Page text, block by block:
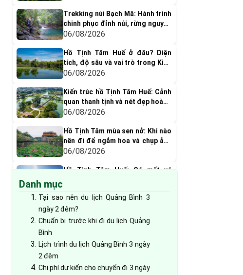
Trekking núi Bạch Mã: Hành trình
chinh phục đỉnh núi, rừng nguyên
sinh & thác nước tuyệt đẹp
06/08/2026
Hồ Tịnh Tâm Huế ở đâu? Diện
tích, độ sâu và vai trò trong Kinh
thành Huế xưa
06/08/2026
Kiến trúc hồ Tịnh Tâm Huế: Cảnh
quan thanh tịnh và nét đẹp hoàng
cung xưa
06/08/2026
Hồ Tịnh Tâm mùa sen nở: Khi nào
nên đi để ngắm hoa và chụp ảnh
đẹp nhất?
06/08/2026
Hồ Tịnh Tâm Huế: Có mất vé
tham quan
05/08/2026
Có gì chơi ở phá Tam Giang? Top
9 trải nghiệm nên thử
Khám phá Đầm Chuồn: Vẻ đẹp
05/08/2026
Danh mục
Tại sao nên du lịch Quảng Bình 3
ngày 2 đêm?
Chuẩn bị trước khi đi du lịch Quảng
Bình
Lịch trình du lịch Quảng Bình 3 ngày
2 đêm
Chi phí dự kiến cho chuyến đi 3 ngày